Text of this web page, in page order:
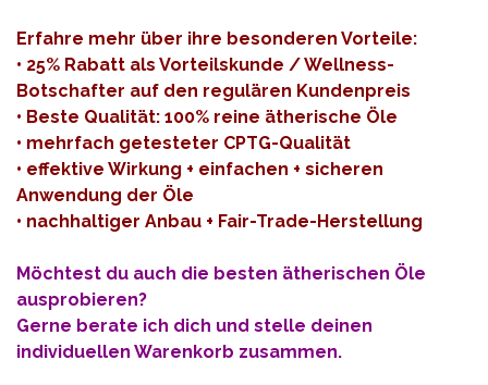
Erfahre mehr über ihre besonderen Vorteile:
• 25% Rabatt als Vorteilskunde / Wellness-
Botschafter auf den regulären Kundenpreis
• Beste Qualität: 100% reine ätherische Öle
• mehrfach getesteter CPTG-Qualität
• effektive Wirkung + einfachen + sicheren
Anwendung der Öle
• nachhaltiger Anbau + Fair-Trade-Herstellung
Möchtest du auch die besten ätherischen Öle
ausprobieren?
Gerne berate ich dich und stelle deinen
individuellen Warenkorb zusammen.